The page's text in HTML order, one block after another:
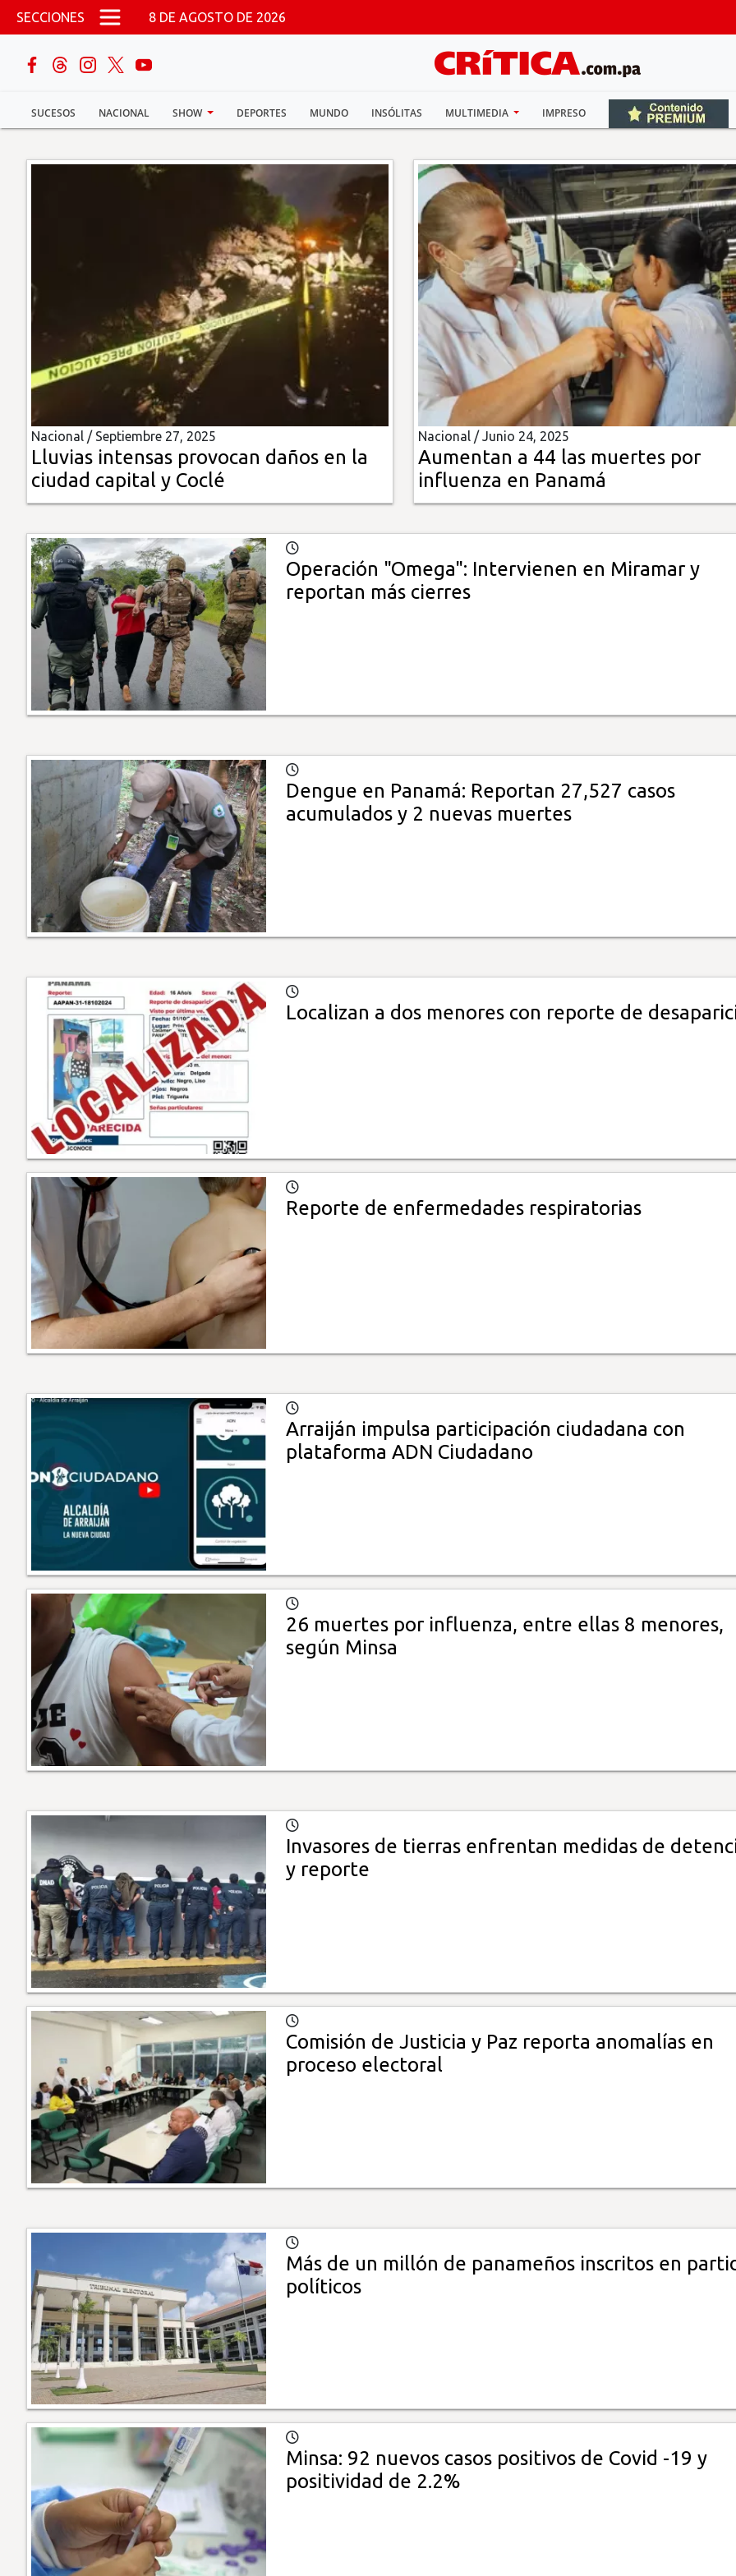
Pasar al contenido principal
SECCIONES 8 DE AGOSTO DE 2026
SUCESOS NACIONAL SHOW DEPORTES MUNDO INSÓLITAS MULTIMEDIA IMPRESO
buscar
Sucesos
Nacional
Deportes
Multimedia
Impreso
Nacional / Septiembre 27, 2025
Lluvias intensas provocan daños en la
ciudad capital y Coclé
Nacional /Junio 24, 2025
Aumentan a 44 las muertes por
influenza en Panamá
Operación "Omega": Intervienen en Miramar y
reportan más cierres
Dengue en Panamá: Reportan 27,527 casos
acumulados y 2 nuevas muertes
Localizan a dos menores con reporte de
Reporte de enfermedades respiratorias
Arraiján impulsa participación ciudadana con
plataforma ADN Ciudadano
26 muertes por influenza, entre ellas 8 menores,
según Minsa
Invasores de tierras enfrentan medidas de
y reporte
Comisión de Justicia y Paz reporta anomalías en
proceso electoral
Más de un millón de panameños inscritos en
políticos
Minsa: 92 nuevos casos positivos de Covid -19 y
positividad de 2.2%